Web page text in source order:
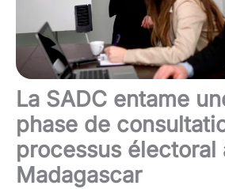
La SADC entame
phase de
processus électoral
Madagascar